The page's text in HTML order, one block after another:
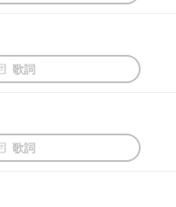
歌詞
歌詞